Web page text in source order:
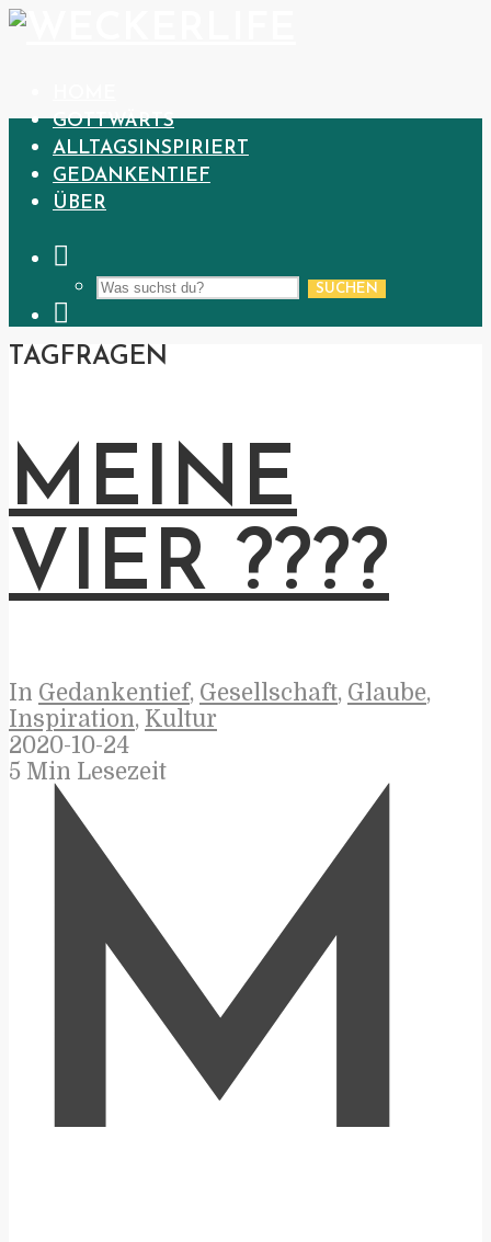
GOTTWÄRTS
ALLTAGSINSPIRIERT
GEDANKENTIEF
ÜBER
SUCHEN
TAGFRAGEN
MEINE
VIER ????
In Gedankentief, Gesellschaft, Glaube,
Inspiration, Kultur
2020-10-24
5 Min Lesezeit
M